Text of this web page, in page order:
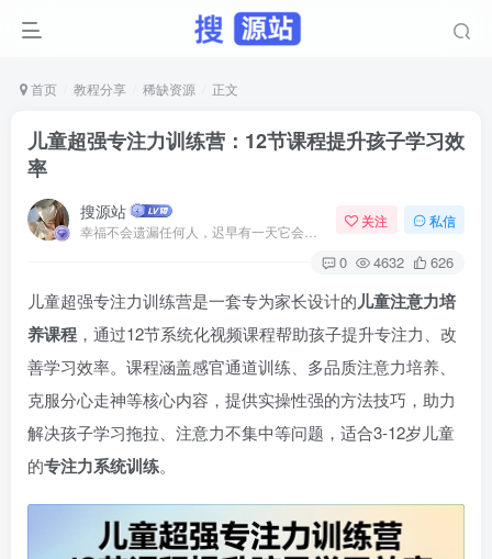
首页 教程分享 稀缺资源 正文
儿童超强专注力训练营：12节课程提升孩子学习效
率
搜源站 关注 私信
0 4632 626
儿童超强专注力训练营是一套专为家长设计的儿童注意力培
养课程 ，通过12节系统化视频课程帮助孩子提升专注力、改
善学习效率。课程涵盖感官通道训练、多品质注意力培养、
克服分心走神等核心内容，提供实操性强的方法技巧，助力
解决孩子学习拖拉、注意力不集中等问题，适合3-12岁儿童
的专注力系统训练。